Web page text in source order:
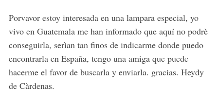
s
:
Porvavor estoy interesada en una lampara especial, yo
vivo en Guatemala me han informado que aquí no podrè
conseguirla, serìan tan finos de indicarme donde puedo
encontrarla en España, tengo una amiga que puede
hacerme el favor de buscarla y enviarla. gracias. Heydy
de Càrdenas.